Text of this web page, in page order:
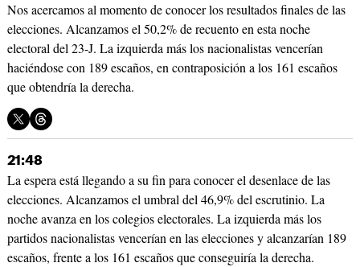
Nos acercamos al momento de conocer los resultados finales de las
elecciones. Alcanzamos el 50,2% de recuento en esta noche
electoral del 23-J. La izquierda más los nacionalistas vencerían
haciéndose con 189 escaños, en contraposición a los 161 escaños
que obtendría la derecha.
21:48
La espera está llegando a su fin para conocer el desenlace de las
elecciones. Alcanzamos el umbral del 46,9% del escrutinio. La
noche avanza en los colegios electorales. La izquierda más los
partidos nacionalistas vencerían en las elecciones y alcanzarían 189
escaños, frente a los 161 escaños que conseguiría la derecha.